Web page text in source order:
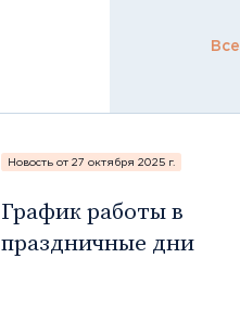
Новость от 27 октября 2025 г.
График работы в
праздничные дни